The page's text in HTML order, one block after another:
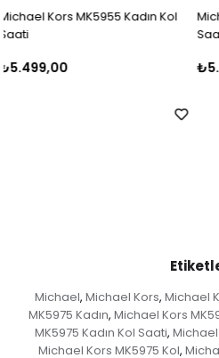
Michael Kors MK5799 Bayan Kol
₺5.100,00
Michael, Michael Kors, Michael
MK5975 Kadın, Michael Kors
MK5975 Kadın Kol Saati, Michael
Michael Kors MK5975 Kol,